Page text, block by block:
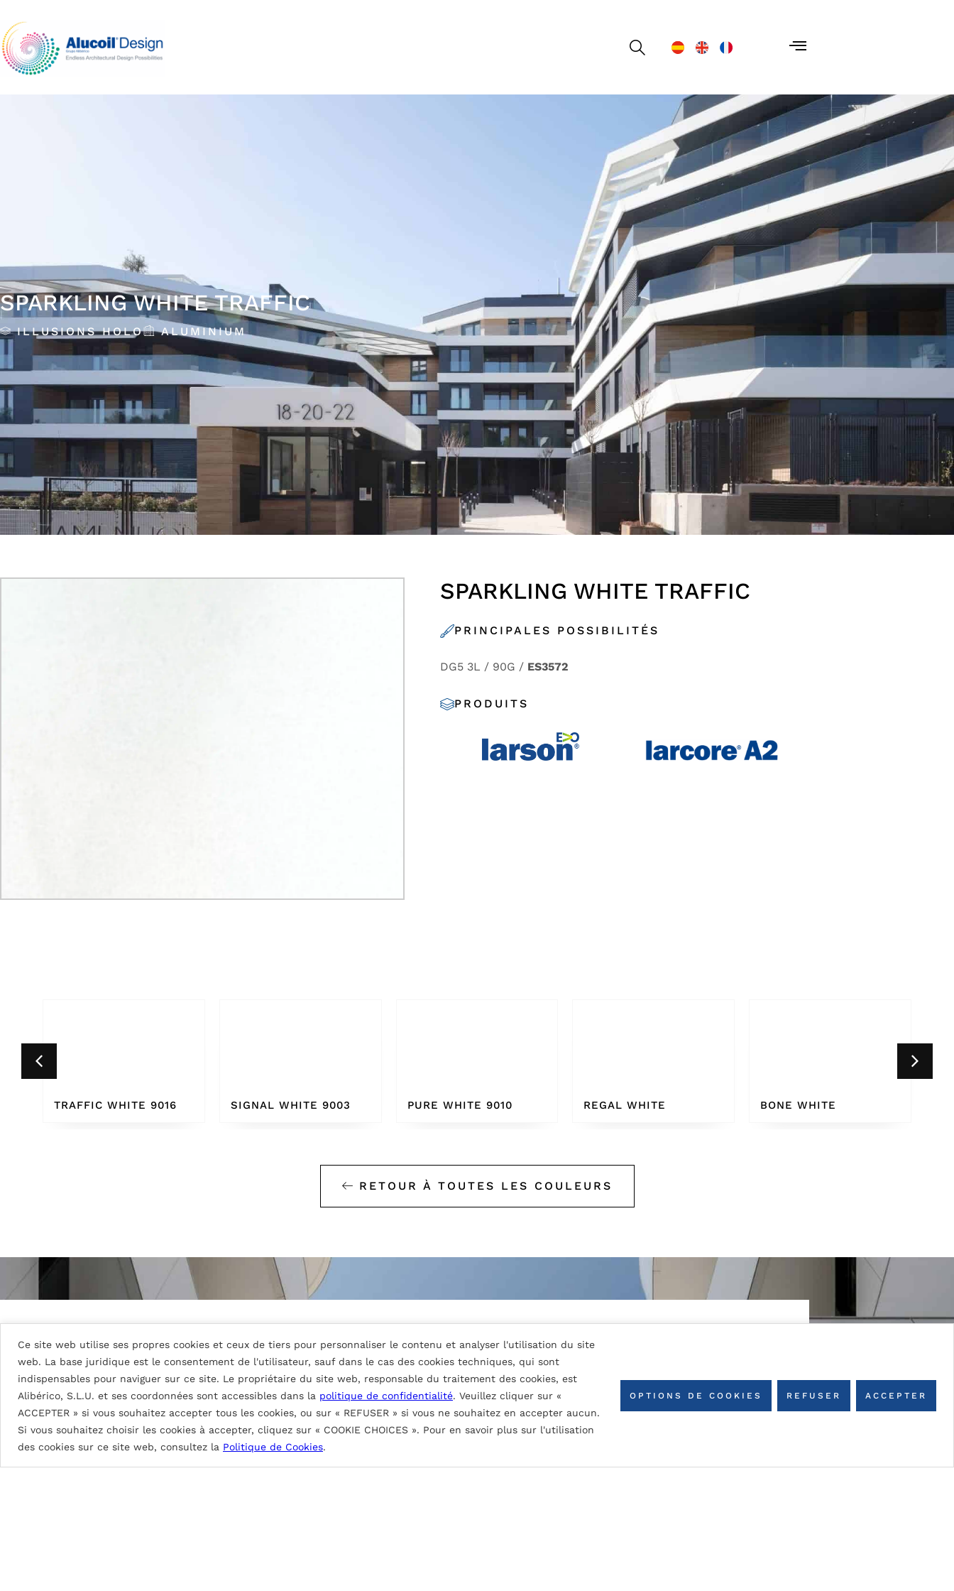
Ce site web utilise ses propres cookies et ceux de tiers pour personnaliser le contenu et analyser l'utilisation du site
web. La base juridique est le consentement de l'utilisateur, sauf dans le cas des cookies techniques, qui sont
indispensables pour naviguer sur ce site. Le propriétaire du site web, responsable du traitement des cookies, est
Alibérico, S.L.U. et ses coordonnées sont accessibles dans la politique de confidentialité. Veuillez cliquer sur «
ACCEPTER » si vous souhaitez accepter tous les cookies, ou sur « REFUSER » si vous ne souhaitez en accepter aucun.
Si vous souhaitez choisir les cookies à accepter, cliquez sur « COOKIE CHOICES ». Pour en savoir plus sur l'utilisation
des cookies sur ce site web, consultez la Politique de Cookies.
OPTIONS DE COOKIES REFUSER ACCEPTER
SPARKLING WHITE TRAFFIC
ILLUSIONS HOLO ALUMINIUM
SPARKLING WHITE TRAFFIC
PRINCIPALES POSSIBILITÉS
DG5 3L / 90G / ES3572
PRODUITS
SIGNAL WHITE 9003 PURE WHITE 9010 REGAL WHITE BONE WHITE WHITE GREY 9002
RETOUR À TOUTES LES COULEURS
Détails du tableau
DG5 (High Durable Polyester)
Peinture à base de résines HDP. Épaisseurs de peinture nominale (fonction du type de revêtement):